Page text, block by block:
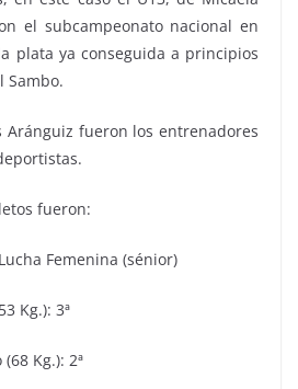
el subcampeonato nacional en
plata ya conseguida a principios
Sambo.
Aránguiz fueron los entrenadores
fueron:
Femenina (sénior)
Kg.): 3ª
Kg.): 2ª